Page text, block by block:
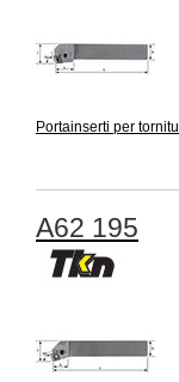
Portainserti per
A62 195